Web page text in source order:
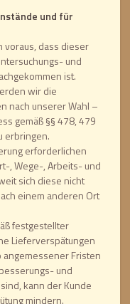
und für
voraus, dass dieser
und
ist.
wir die
nach unserer Wahl –
gemäß §§ 478, 479
erbringen.
erforderlichen
, Wege-, Arbeits- und
sich diese nicht
einem anderen Ort
festgestellter
Lieferverspätungen
Fristen
und
kann der Kunde
mindern.